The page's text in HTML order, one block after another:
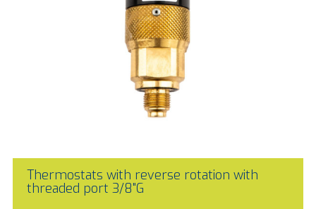
Thermostats with reverse rotation with
threaded port 3/8"G